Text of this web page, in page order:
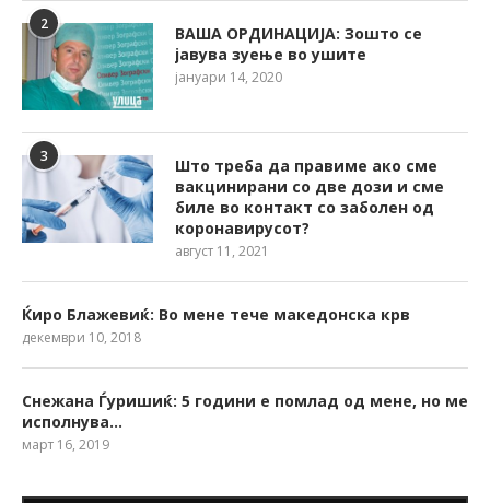
2
ВАША ОРДИНАЦИЈА: Зошто се
јавува зуење во ушите
јануари 14, 2020
3
Што треба да правиме ако сме
вакцинирани со две дози и сме
биле во контакт со заболен од
коронавирусот?
август 11, 2021
Ќиро Блажевиќ: Во мене тече македонска крв
декември 10, 2018
Снежана Ѓуришиќ: 5 години е помлад од мене, но ме
исполнува…
март 16, 2019